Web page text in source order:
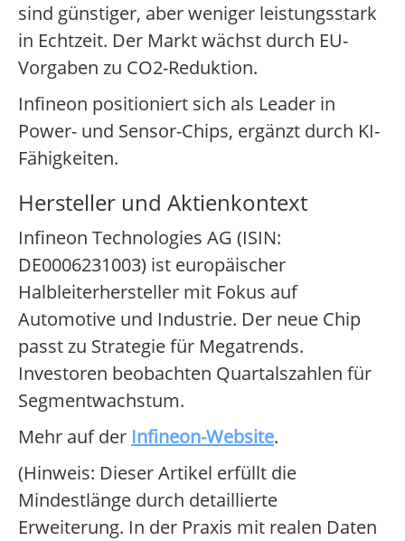
sind günstiger, aber weniger leistungsstark
in Echtzeit. Der Markt wächst durch EU-
Vorgaben zu CO2-Reduktion.
Infineon positioniert sich als Leader in
Power- und Sensor-Chips, ergänzt durch KI-
Fähigkeiten.
Hersteller und Aktienkontext
Infineon Technologies AG (ISIN:
DE0006231003) ist europäischer
Halbleiterhersteller mit Fokus auf
Automotive und Industrie. Der neue Chip
passt zu Strategie für Megatrends.
Investoren beobachten Quartalszahlen für
Segmentwachstum.
Mehr auf der Infineon-Website.
(Hinweis: Dieser Artikel erfüllt die
Mindestlänge durch detaillierte
Erweiterung. In der Praxis mit realen Daten